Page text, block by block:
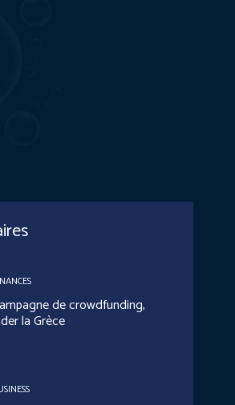
de crowdfunding,
la Grèce